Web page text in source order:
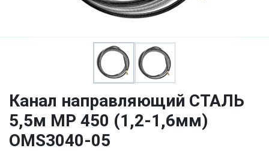
Канал направляющий СТАЛЬ
5,5м MP 450 (1,2-1,6мм)
OMS3040-05